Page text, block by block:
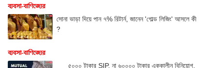
ব্যবসা-বাণিজ্যের
সোনা ভাড়া দিয়ে পান ৭% রিটার্ন, জানেন 'গোল্ড লিজিং' আসলে কী
?
ব্যবসা-বাণিজ্যের
৫০০০ টাকার SIP, না ৬০০০০ টাকার এককালীন বিনিয়োগ,